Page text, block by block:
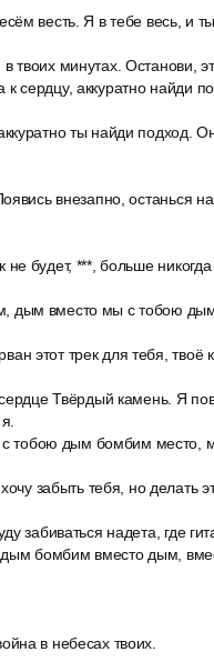
весть. Я в тебе весь, и
минутах. Останови,
сердцу, аккуратно найди
ты найди подход.
внезапно, останься
будет, ***, больше
вместо мы с тобою
этот трек для тебя, твоё
Твёрдый камень. Я
тобою дым бомбим место,
забыть тебя, но делать
забиваться надета, где
дым бомбим вместо дым,
в небесах твоих.